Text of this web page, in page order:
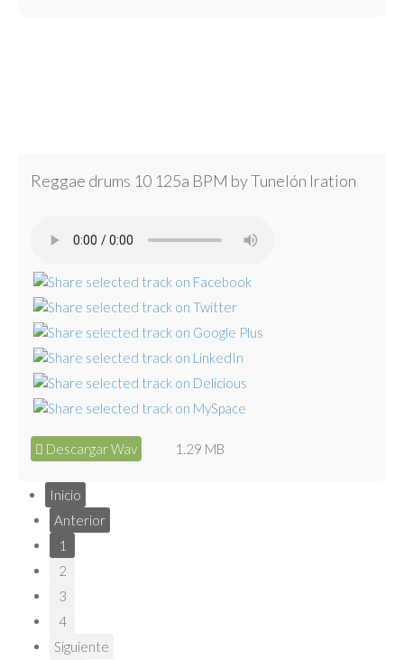
Reggae drums 10 125a BPM by Tunelón Iration
Descargar Wav 1.29 MB
Inicio
Anterior
1
2
3
4
Siguiente